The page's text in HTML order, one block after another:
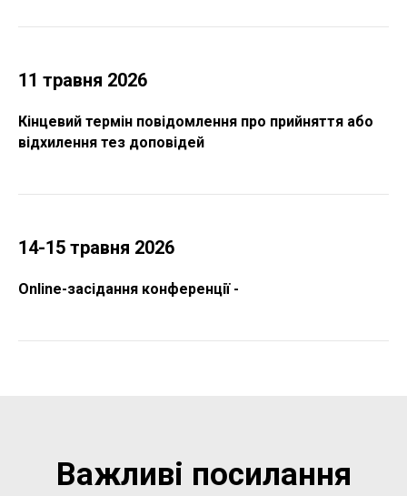
11 травня 2026
Кінцевий термін повідомлення про прийняття або
відхилення тез доповідей
14-15 травня 2026
Online-засідання конференції -
Важливі посилання